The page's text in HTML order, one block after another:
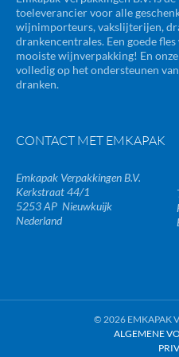
toeleverancier voor alle
wijnimporteurs, vakslijterijen,
drankencentrales. Een goede
mooiste wijnverpakking! En
volledig op het ondersteunen
dranken.
CONTACT MET EMKAPAK
Emkapak Verpakkingen B.V.
Kerkstraat 44/1
5253 AP Nieuwkuijk
Nederland
© 2026 EMKAPAK
ALGEMENE